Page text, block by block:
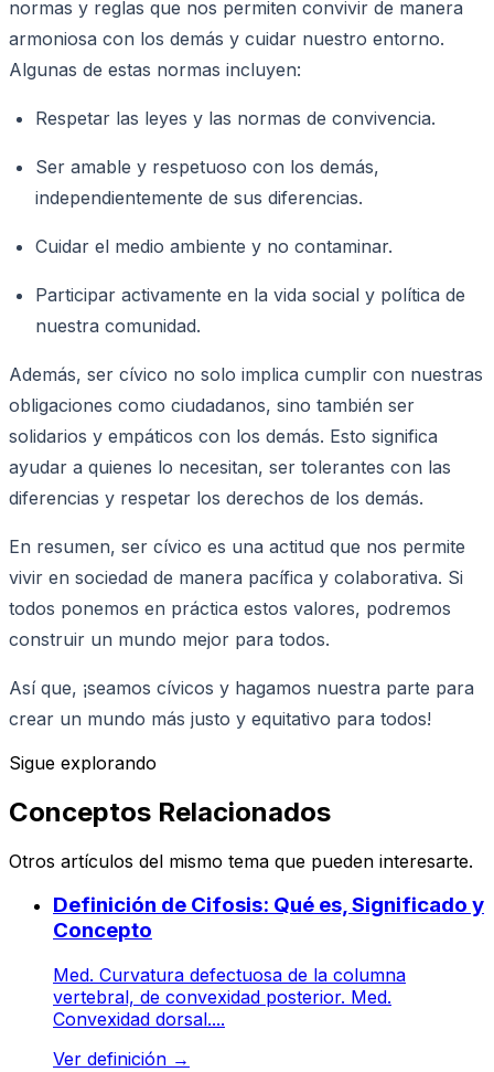
normas y reglas que nos permiten convivir de manera
armoniosa con los demás y cuidar nuestro entorno.
Algunas de estas normas incluyen:
Respetar las leyes y las normas de convivencia.
Ser amable y respetuoso con los demás,
independientemente de sus diferencias.
Cuidar el medio ambiente y no contaminar.
Participar activamente en la vida social y política de
nuestra comunidad.
Además, ser cívico no solo implica cumplir con nuestras
obligaciones como ciudadanos, sino también ser
solidarios y empáticos con los demás. Esto significa
ayudar a quienes lo necesitan, ser tolerantes con las
diferencias y respetar los derechos de los demás.
En resumen, ser cívico es una actitud que nos permite
vivir en sociedad de manera pacífica y colaborativa. Si
todos ponemos en práctica estos valores, podremos
construir un mundo mejor para todos.
Así que, ¡seamos cívicos y hagamos nuestra parte para
crear un mundo más justo y equitativo para todos!
Sigue explorando
Conceptos Relacionados
Otros artículos del mismo tema que pueden interesarte.
Definición de Cifosis: Qué es, Significado y
Concepto
Med. Curvatura defectuosa de la columna
vertebral, de convexidad posterior. Med.
Convexidad dorsal....
Ver definición →